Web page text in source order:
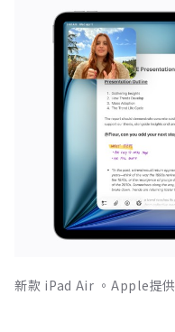
新款 iPad Air 。Apple提供